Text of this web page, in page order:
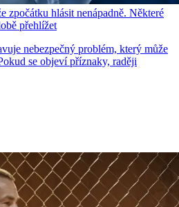
zpočátku hlásit nenápadně. Některé
přehlížet
nebezpečný problém, který může
se objeví příznaky, raději